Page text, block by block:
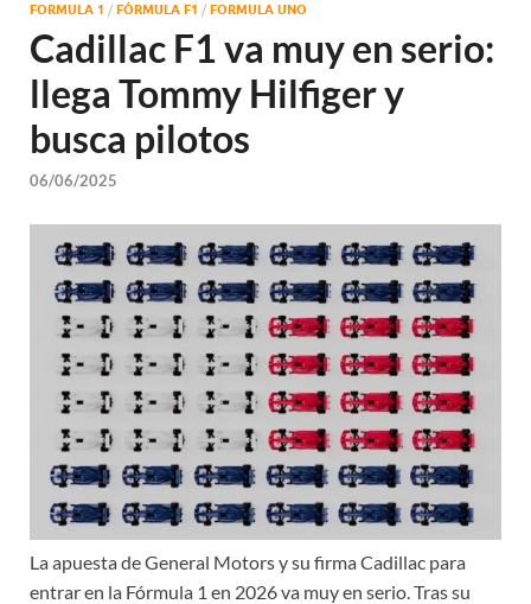
FORMULA 1 / FÓRMULA F1 / FORMULA UNO
Cadillac F1 va muy en serio:
llega Tommy Hilfiger y
busca pilotos
06/06/2025
La apuesta de General Motors y su firma Cadillac para
entrar en la Fórmula 1 en 2026 va muy en serio. Tras su